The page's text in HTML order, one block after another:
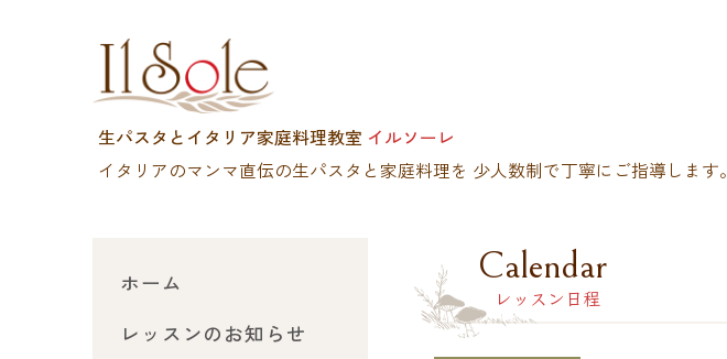
生パスタとイタリア家庭料理教室 イルソーレ
イタリアのマンマ直伝の生パスタと家庭料理を 少人数制で丁寧にご指導します。
ホーム
レッスンのお知らせ
Calendar
レッスン日程